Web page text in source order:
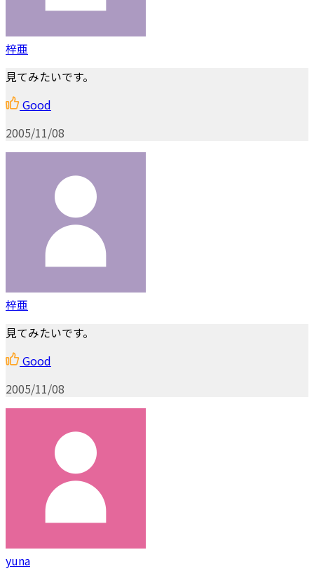
梓亜
見てみたいです。
Good
2005/11/08
梓亜
見てみたいです。
Good
2005/11/08
yuna